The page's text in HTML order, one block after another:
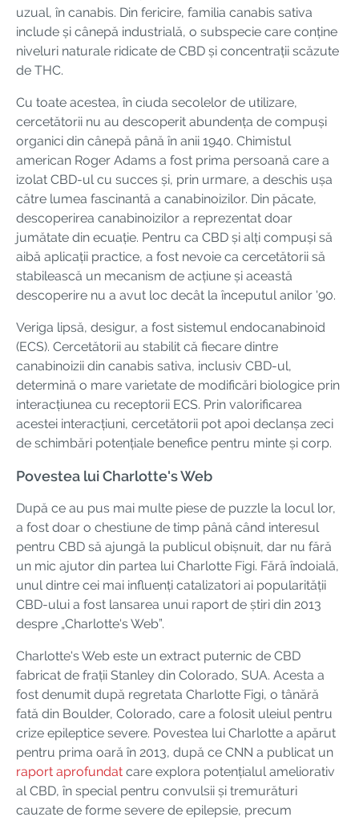
uzual, în canabis. Din fericire, familia canabis sativa
include și cânepă industrială, o subspecie care conține
niveluri naturale ridicate de CBD și concentrații scăzute
de THC.
Cu toate acestea, în ciuda secolelor de utilizare,
cercetătorii nu au descoperit abundența de compuși
organici din cânepă până în anii 1940. Chimistul
american Roger Adams a fost prima persoană care a
izolat CBD-ul cu succes și, prin urmare, a deschis ușa
către lumea fascinantă a canabinoizilor. Din păcate,
descoperirea canabinoizilor a reprezentat doar
jumătate din ecuație. Pentru ca CBD și alți compuși să
aibă aplicații practice, a fost nevoie ca cercetătorii să
stabilească un mecanism de acțiune și această
descoperire nu a avut loc decât la începutul anilor '90.
Veriga lipsă, desigur, a fost sistemul endocanabinoid
(ECS). Cercetătorii au stabilit că fiecare dintre
canabinoizii din canabis sativa, inclusiv CBD-ul,
determină o mare varietate de modificări biologice prin
interacțiunea cu receptorii ECS. Prin valorificarea
acestei interacțiuni, cercetătorii pot apoi declanșa zeci
de schimbări potențiale benefice pentru minte și corp.
Povestea lui Charlotte's Web
După ce au pus mai multe piese de puzzle la locul lor,
a fost doar o chestiune de timp până când interesul
pentru CBD să ajungă la publicul obișnuit, dar nu fără
un mic ajutor din partea lui Charlotte Figi. Fără îndoială,
unul dintre cei mai influenți catalizatori ai popularității
CBD-ului a fost lansarea unui raport de știri din 2013
despre „Charlotte's Web”.
Charlotte's Web este un extract puternic de CBD
fabricat de frații Stanley din Colorado, SUA. Acesta a
fost denumit după regretata Charlotte Figi, o tânără
fată din Boulder, Colorado, care a folosit uleiul pentru
crize epileptice severe. Povestea lui Charlotte a apărut
pentru prima oară în 2013, după ce CNN a publicat un
raport aprofundat care explora potențialul ameliorativ
al CBD, în special pentru convulsii și tremurături
cauzate de forme severe de epilepsie, precum